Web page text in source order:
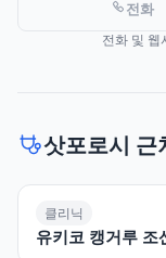
전화
전화 및 웹
삿포로시 근
클리닉
유키코 캥거루 조